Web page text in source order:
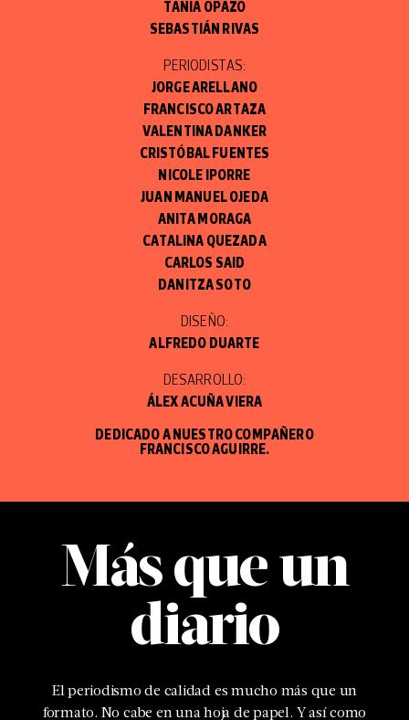
TANIA OPAZO
SEBASTIÁN RIVAS
PERIODISTAS:
JORGE ARELLANO
FRANCISCO ARTAZA
VALENTINA DANKER
CRISTÓBAL FUENTES
NICOLE IPORRE
JUAN MANUEL OJEDA
ANITA MORAGA
CATALINA QUEZADA
CARLOS SAID
DANITZA SOTO
DISEÑO:
ALFREDO DUARTE
DESARROLLO:
ÁLEX ACUÑA VIERA
DEDICADO A NUESTRO COMPAÑERO
FRANCISCO AGUIRRE.
Más que un
diario
El periodismo de calidad es mucho más que un
formato. No cabe en una hoja de papel. Y así como